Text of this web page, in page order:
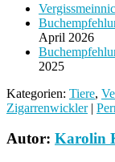
April 2026
2025
Kategorien: Tiere,
Zigarrenwickler|
Autor: Karolin